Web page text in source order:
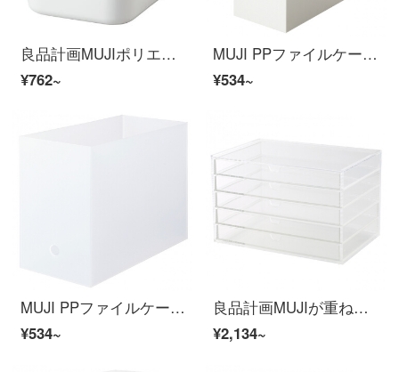
良品計画MUJIポリエチレンソフトケース/長さ26 x幅36 x高さ24 cm
¥762~
MUJI PPファイルケース標準タイプワイドA 4用
¥534~
MUJI PPファイルケース標準タイプのワイドタイプA 4用原色
¥534~
良品計画MUJIが重ねられます。アクリルケース/横5階の化粧品デスクに他のものを収納します。
¥2,134~